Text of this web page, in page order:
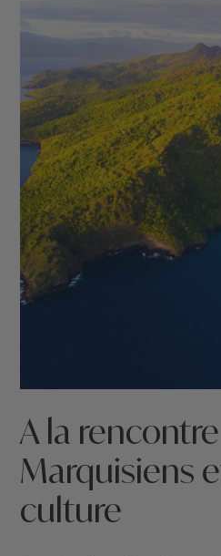
A la
Marquisiens
culture